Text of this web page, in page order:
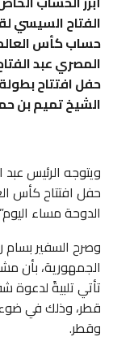
الفتاح السيسي
حساب كأس
المصري عبد
الشيخ تميم بن
ويتوجه الرئيس
حفل افتتاح كأس
الدوحة مساء
وصرح السفير
الجمهورية، بأن
تأتي تلبيةً لدعوة
قطر، وذلك في ضوء
وقطر.